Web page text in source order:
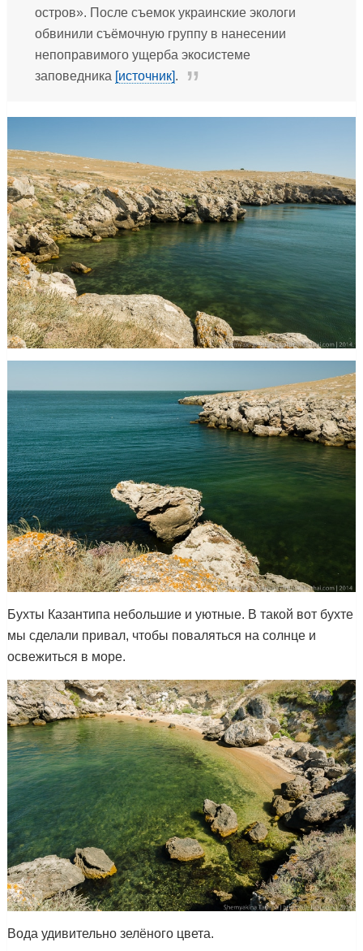
остров». После съемок украинские экологи
обвинили съёмочную группу в нанесении
непоправимого ущерба экосистеме
заповедника [источник].
Бухты Казантипа небольшие и уютные. В такой вот бухте
мы сделали привал, чтобы поваляться на солнце и
освежиться в море.
Вода удивительно зелёного цвета.